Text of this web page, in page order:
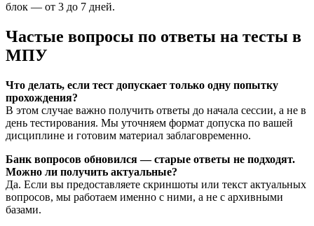
блок — от 3 до 7 дней.
Частые вопросы по ответы на тесты в
МПУ
Что делать, если тест допускает только одну попытку
прохождения?
В этом случае важно получить ответы до начала сессии, а не в
день тестирования. Мы уточняем формат допуска по вашей
дисциплине и готовим материал заблаговременно.
Банк вопросов обновился — старые ответы не подходят.
Можно ли получить актуальные?
Да. Если вы предоставляете скриншоты или текст актуальных
вопросов, мы работаем именно с ними, а не с архивными
базами.